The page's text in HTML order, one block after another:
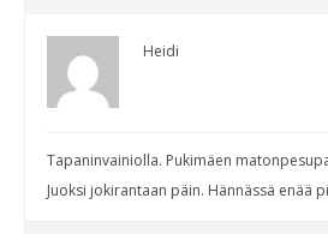
Heidi
Tapaninvainiolla. Pukimäen
Juoksi jokirantaan päin. Hännässä enää